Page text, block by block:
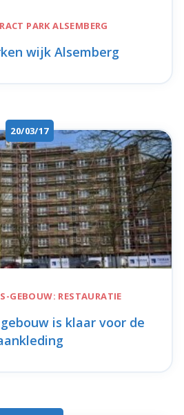
PARK ALSEMBERG
wijk Alsemberg
20/03/17
GEBOUW: RESTAURATIE
is klaar voor de